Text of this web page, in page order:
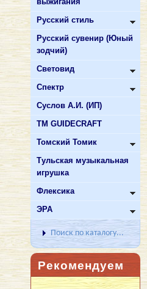
Русский стиль
Русский сувенир (Юный
зодчий)
Световид
Спектр
Суслов А.И. (ИП)
ТМ GUIDECRAFT
Томский Томик
Тульская музыкальная
игрушка
Флексика
ЭРА
Поиск по каталогу...
Рекомендуем